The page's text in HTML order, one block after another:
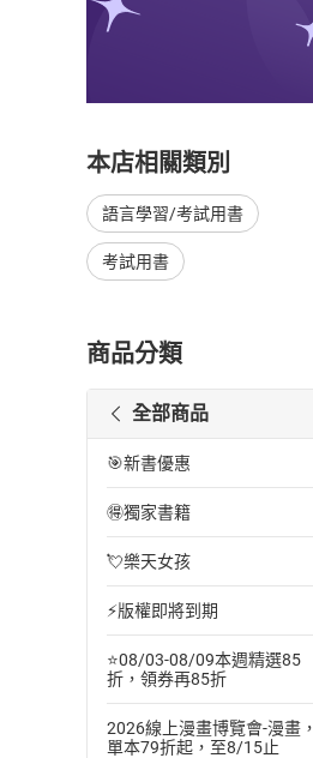
本店相關類別
語言學習/考試用書
考試用書
商品分類
全部商品
🎯新書優惠
🉐獨家書籍
💘樂天女孩
⚡版權即將到期
⭐08/03-08/09本週精選85
折，領券再85折
2026線上漫畫博覽會-漫畫，
單本79折起，至8/15止